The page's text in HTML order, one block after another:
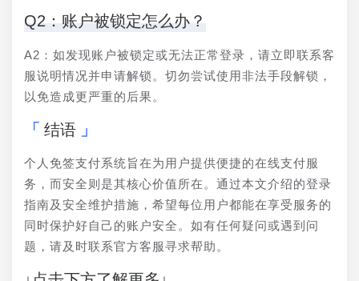
Q2：账户被锁定怎么办？
A2：如发现账户被锁定或无法正常登录，请立即联系客
服说明情况并申请解锁。切勿尝试使用非法手段解锁，
以免造成更严重的后果。
结语
个人免签支付系统旨在为用户提供便捷的在线支付服
务，而安全则是其核心价值所在。通过本文介绍的登录
指南及安全维护措施，希望每位用户都能在享受服务的
同时保护好自己的账户安全。如有任何疑问或遇到问
题，请及时联系官方客服寻求帮助。